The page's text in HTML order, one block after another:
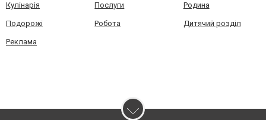
Кулінарія Послуги Родина
Подорожі Робота Дитячий розділ
Реклама